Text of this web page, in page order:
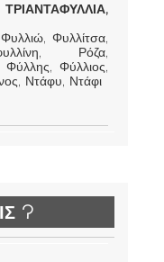
Φυλλίτσα,
Ρόζα,
Φύλλης, Φύλλιος,
Ντάφυ, Ντάφι
?